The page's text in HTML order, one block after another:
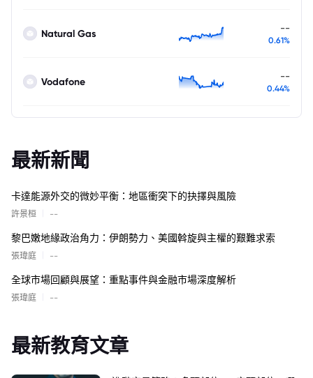
Natural Gas --
0.61%
Vodafone --
0.44%
最新新聞
卡達能源外交的微妙平衡：地區衝突下的抉擇與風險
許景桓 --
黎巴嫩地緣政治角力：伊朗勢力、美國斡旋與主權的艱難求索
張瑋庭 --
全球市場回顧與展望：重點事件與金融市場深度解析
張瑋庭 --
最新教育文章